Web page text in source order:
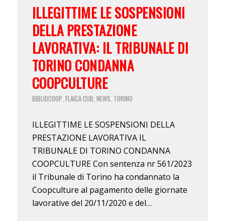
ILLEGITTIME LE SOSPENSIONI
DELLA PRESTAZIONE
LAVORATIVA: IL TRIBUNALE DI
TORINO CONDANNA
COOPCULTURE
BIBLIOCOOP FLAICA CUB NEWS TORINO
ILLEGITTIME LE SOSPENSIONI DELLA
PRESTAZIONE LAVORATIVA IL
TRIBUNALE DI TORINO CONDANNA
COOPCULTURE Con sentenza nr 561/2023
il Tribunale di Torino ha condannato la
Coopculture al pagamento delle giornate
lavorative del 20/11/2020 e del…